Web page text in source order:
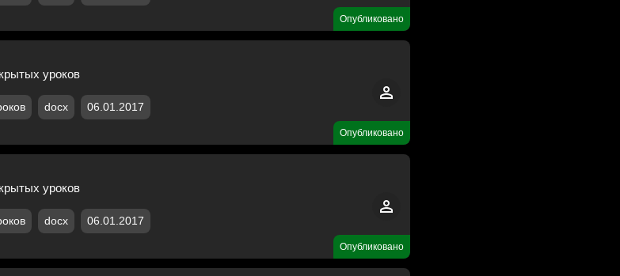
Опубликовано
Опубликовано
уроков
docx 06.01.2017
Опубликовано
уроков
docx 06.01.2017